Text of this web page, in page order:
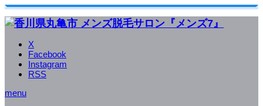
X
Facebook
Instagram
RSS
menu